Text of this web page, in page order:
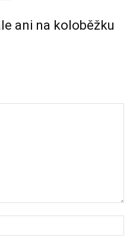
ani na koloběžku